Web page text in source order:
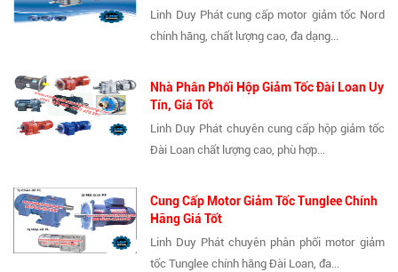
Linh Duy Phát cung cấp motor giảm tốc Nord
chính hãng, chất lượng cao, đa dạng...
Nhà Phân Phối Hộp Giảm Tốc Đài Loan Uy
Tín, Giá Tốt
Linh Duy Phát chuyên cung cấp hộp giảm tốc
Đài Loan chất lượng cao, phù hợp...
Cung Cấp Motor Giảm Tốc Tunglee Chính
Hãng Giá Tốt
Linh Duy Phát chuyên phân phối motor giảm
tốc Tunglee chính hãng Đài Loan, đa...